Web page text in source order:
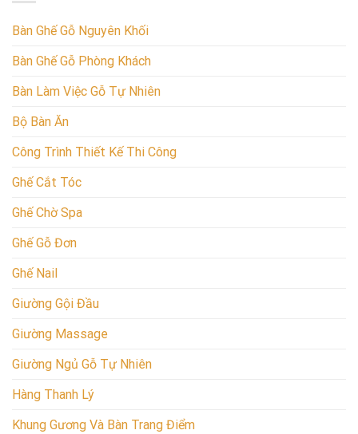
Bàn Ghế Gỗ Nguyên Khối
Bàn Ghế Gỗ Phòng Khách
Bàn Làm Việc Gỗ Tự Nhiên
Bộ Bàn Ăn
Công Trình Thiết Kế Thi Công
Ghế Cắt Tóc
Ghế Chờ Spa
Ghế Gỗ Đơn
Ghế Nail
Giường Gội Đầu
Giường Massage
Giường Ngủ Gỗ Tự Nhiên
Hàng Thanh Lý
Khung Gương Và Bàn Trang Điểm